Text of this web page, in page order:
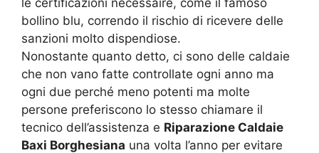
bollino blu, correndo il rischio di ricevere delle
sanzioni molto dispendiose.
Nonostante quanto detto, ci sono delle caldaie
che non vano fatte controllate ogni anno ma
ogni due perché meno potenti ma molte
persone preferiscono lo stesso chiamare il
tecnico dell’assistenza e Riparazione Caldaie
Baxi Borghesiana una volta l’anno per evitare